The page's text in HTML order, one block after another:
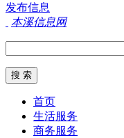
发布信息
本溪信息网
首页
生活服务
商务服务